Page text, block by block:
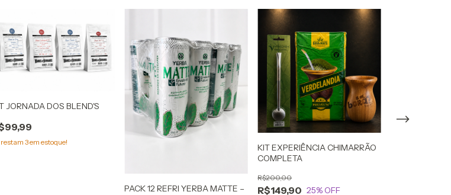
JORNADA DOS BLEND'S
restam3em estoque!
PACK 12 REFRI YERBA MATTE –
KIT EXPERIÊNCIA CHIMARRÃO
COMPLETA
R$149,90
R$200,00
25% OFF